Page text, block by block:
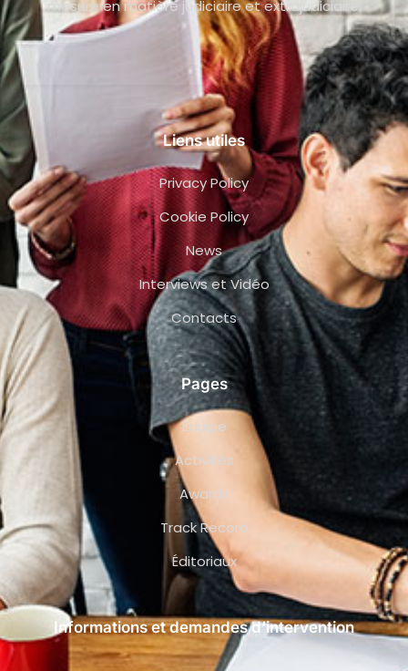
mesure en matière judiciaire et extrajudiciaire.
Liens utiles
Privacy Policy
Cookie Policy
News
Interviews et Vidéo
Contacts
Pages
Équipe
Activités
Awards
Track Record
Éditoriaux
Informations et demandes d’intervention